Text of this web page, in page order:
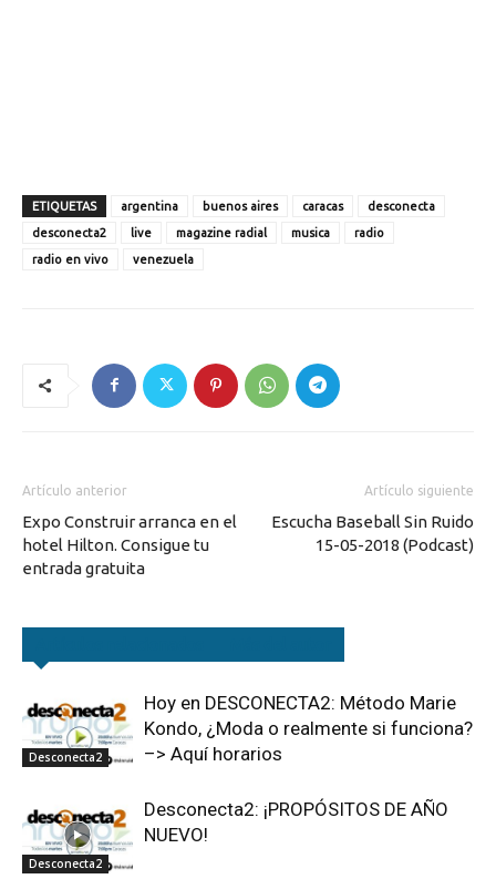
ETIQUETAS argentina buenos aires caracas
desconecta
desconecta2
live magazine radial musica
radio
radio en vivo
venezuela
Artículo anterior
Expo Construir arranca en el
hotel Hilton. Consigue tu
entrada gratuita
Artículo siguiente
Escucha Baseball Sin Ruido
15-05-2018 (Podcast)
Desconecta2
Hoy en DESCONECTA2: Método Marie
Kondo, ¿Moda o realmente si funciona?
–> Aquí horarios
Desconecta2
Desconecta2: ¡PROPÓSITOS DE AÑO
NUEVO!